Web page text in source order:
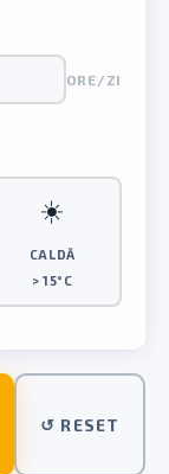
ORE/ZI
☀️
CALDĂ
> 15°C
↺ RESET